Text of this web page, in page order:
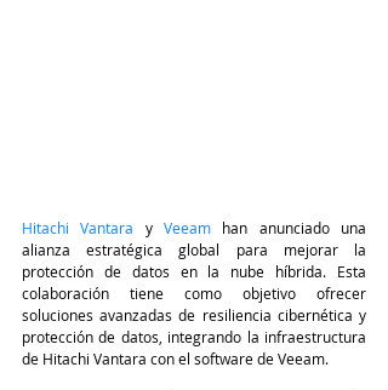
Hitachi Vantara y Veeam han anunciado una
alianza estratégica global para mejorar la
protección de datos en la nube híbrida. Esta
colaboración tiene como objetivo ofrecer
soluciones avanzadas de resiliencia cibernética y
protección de datos, integrando la infraestructura
de Hitachi Vantara con el software de Veeam.